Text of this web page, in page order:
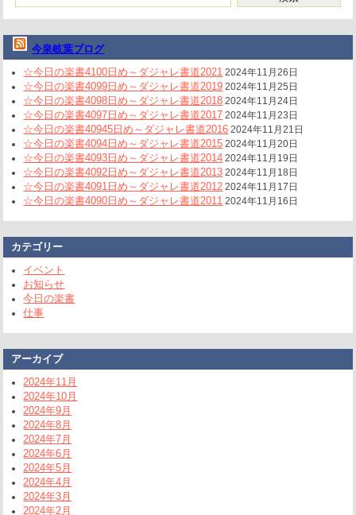
今泉岐葉ブログ
☆今日の楽書4100日め～ダジャレ書道2021 2024年11月26日
☆今日の楽書4099日め～ダジャレ書道2019 2024年11月25日
☆今日の楽書4098日め～ダジャレ書道2018 2024年11月24日
☆今日の楽書4097日め～ダジャレ書道2017 2024年11月23日
☆今日の楽書40945日め～ダジャレ書道2016 2024年11月21日
☆今日の楽書4094日め～ダジャレ書道2015 2024年11月20日
☆今日の楽書4093日め～ダジャレ書道2014 2024年11月19日
☆今日の楽書4092日め～ダジャレ書道2013 2024年11月18日
☆今日の楽書4091日め～ダジャレ書道2012 2024年11月17日
☆今日の楽書4090日め～ダジャレ書道2011 2024年11月16日
カテゴリー
イベント
お知らせ
今日の楽書
仕事
アーカイブ
2024年11月
2024年10月
2024年9月
2024年8月
2024年7月
2024年6月
2024年5月
2024年4月
2024年3月
2024年2月